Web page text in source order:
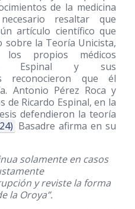
de la medicina
resaltar que
artículo científico que
sobre la Teoría Unicista,
propios médicos
de Espinal y sus
reconocieron que él
Antonio Pérez Roca y
de Ricardo Espinal, en la
defendieron la teoría
Basadre afirma en su
solamente en casos
y reviste la forma
la Oroya”.